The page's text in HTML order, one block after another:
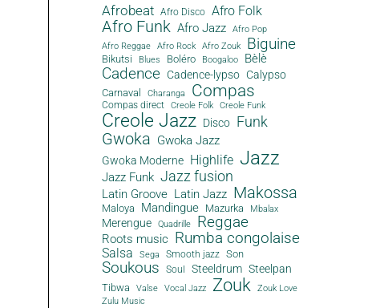
Afrobeat Afro Disco Afro Folk
Afro Funk Afro Jazz
Afro Pop
Afro Reggae
Afro Rock Afro Zouk Biguine
Bikutsi Blues Boléro Boogaloo Bèlè
Cadence Cadence-lypso Calypso
Carnaval Charanga Compas
Compas direct Creole Folk Creole Funk
Creole Jazz Disco Funk
Gwoka Gwoka Jazz
Gwoka Moderne Highlife Jazz
Jazz Funk Jazz fusion
Latin Groove Latin Jazz Makossa
Maloya Mandingue Mazurka Mbalax
Merengue Quadrille Reggae
Roots music Rumba congolaise
Salsa Sega Smooth jazz Son
Soukous Soul Steeldrum Steelpan
Tibwa Valse Vocal Jazz Zouk
Zouk Love
Zulu Music